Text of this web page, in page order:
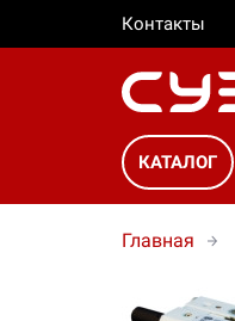
Контакты
КАТАЛОГ
Главная